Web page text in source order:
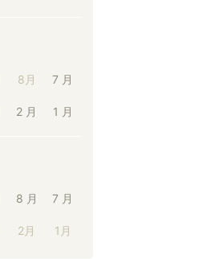
8月 7 月
2 月 1 月
8 月 7 月
2月 1月